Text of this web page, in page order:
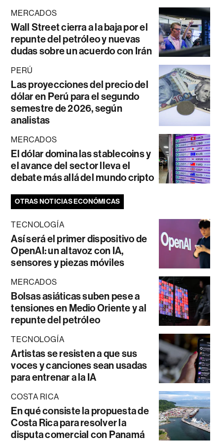
MERCADOS
Wall Street cierra a la baja por el
repunte del petróleo y nuevas
dudas sobre un acuerdo con Irán
PERÚ
Las proyecciones del precio del
dólar en Perú para el segundo
semestre de 2026, según
analistas
MERCADOS
El dólar domina las stablecoins y
el avance del sector lleva el
debate más allá del mundo cripto
OTRAS NOTICIAS ECONÓMICAS
TECNOLOGÍA
Así será el primer dispositivo de
OpenAI: un altavoz con IA,
sensores y piezas móviles
MERCADOS
Bolsas asiáticas suben pese a
tensiones en Medio Oriente y al
repunte del petróleo
TECNOLOGÍA
Artistas se resisten a que sus
voces y canciones sean usadas
para entrenar a la IA
COSTA RICA
En qué consiste la propuesta de
Costa Rica para resolver la
disputa comercial con Panamá